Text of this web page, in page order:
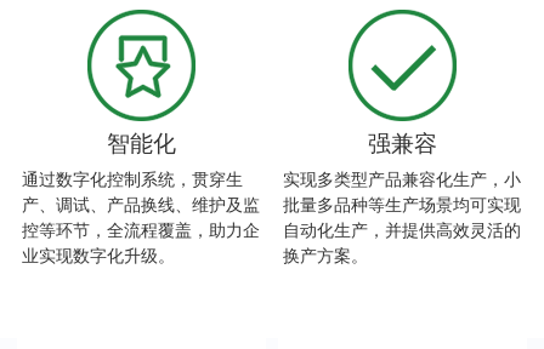
智能化
通过数字化控制系统，贯穿生
产、调试、产品换线、维护及监
控等环节，全流程覆盖，助力企
业实现数字化升级。
强兼容
实现多类型产品兼容化生产，小
批量多品种等生产场景均可实现
自动化生产，并提供高效灵活的
换产方案。